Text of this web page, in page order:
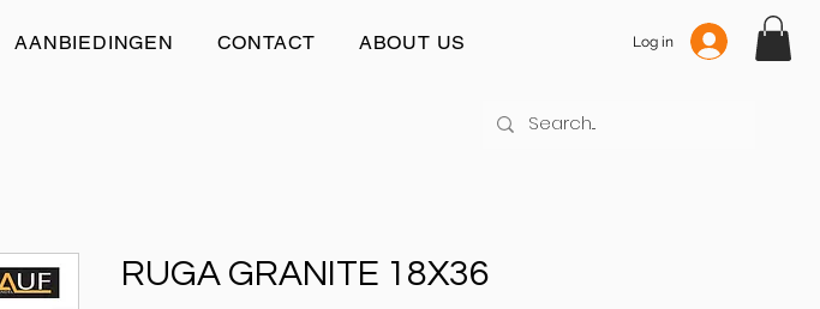
Log in
AANBIEDINGEN CONTACT ABOUT US
RUGA GRANITE 18X36